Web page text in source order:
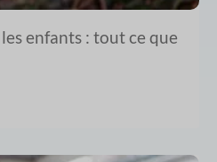
enfants : tout ce que